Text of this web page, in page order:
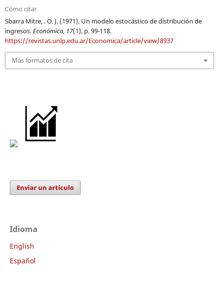
Cómo citar
Sbarra Mitre, . O. J. (1971). Un modelo estocástico de distribución de
ingresos.Económica, 17(1), p. 99-118.
https://revistas.unlp.edu.ar/Economica/article/view/8937
Más formatos de cita
Enviar un artículo
Idioma
English
Español